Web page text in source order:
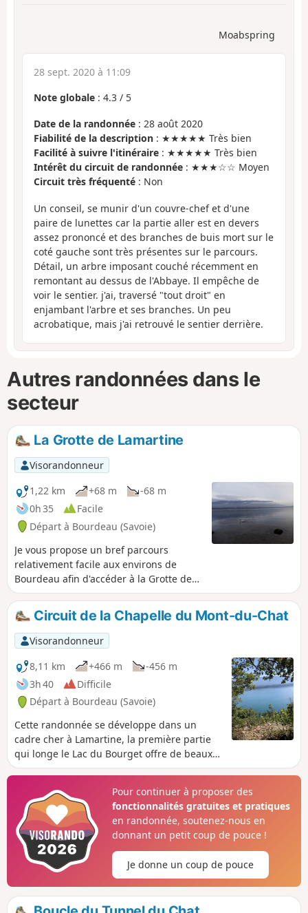
Moabspring
28 sept. 2020 à 11:09
Note globale : 4.3 / 5
Date de la randonnée : 28 août 2020
Fiabilité de la description : ★★★★★ Très bien
Facilité à suivre l'itinéraire : ★★★★★ Très bien
Intérêt du circuit de randonnée : ★★★☆☆ Moyen
Circuit très fréquenté : Non
Un conseil, se munir d'un couvre-chef et d'une
paire de lunettes car la partie aller est en devers
assez prononcé et des branches de buis mort sur le
coté gauche sont très présentes sur le parcours.
Détail, un arbre imposant couché récemment en
remontant au dessus de l'Abbaye. Il empêche de
voir le sentier. j'ai, traversé "tout droit" en
enjambant l'arbre et ses branches. Un peu
acrobatique, mais j'ai retrouvé le sentier derrière.
Autres randonnées dans le
secteur
La Grotte de Lamartine
Visorandonneur
1,22 km
+68 m
-68 m
0h 35
Facile
Départ à Bourdeau (Savoie)
Je vous propose un bref parcours
relativement facile aux environs de
Bourdeau afin d'accéder à la Grotte de
Lamartine. Attention aux derniers
mètres sur le court sentier menant à la
Grotte dont l'accès est moins aisé.
Circuit de la Chapelle du Mont-du-Chat
Visorandonneur
8,11 km
+466 m
-456 m
3h 40
Difficile
Départ à Bourdeau (Savoie)
Cette randonnée se développe dans un
cadre cher à Lamartine, la première partie
qui longe le Lac du Bourget offre de beaux
points de vue, une bonne montée permet
l'Étoile. Ne pas manquer de s'attarder aux
alentours de l'édifice et de profiter des
aménagements pour admirer le panorama.
Lors du retour par la forêt d'autres
belvédères sur l'avant pays Savoyard sont
accessibles. Enfin la descente sur Bourdeau
dégage aussi des points de vue recherchés.
19/09/2023 Message de la modération : la
Pour continuer à proposer des
fonctionnalités gratuites et pratiques
en randonnée, soutenez-nous en
donnant un petit coup de pouce !
Je donne un coup de pouce